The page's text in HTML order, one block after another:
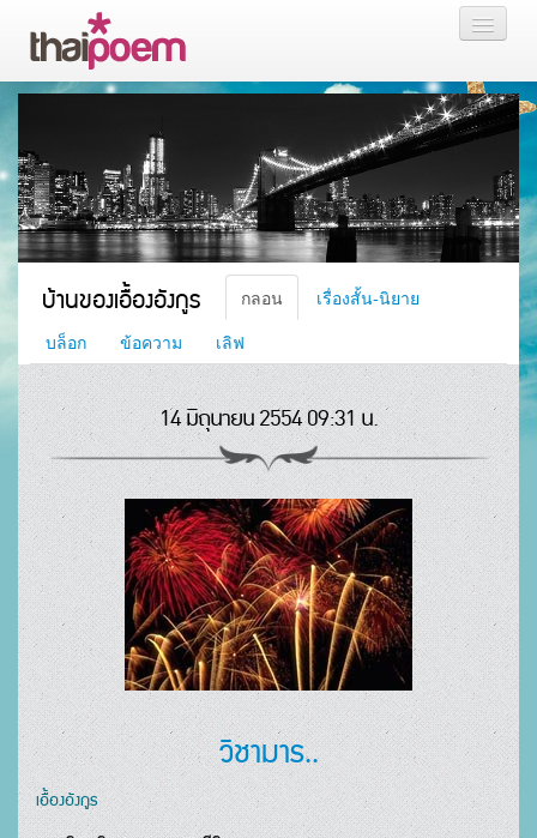
เรื่องสั้น นิยาย
บล็อก
สมาชิก
หน้าส่วนตัว
บ้านของเอื้องอังกูร กลอน
เรื่องสั้น-นิยาย
บล็อก
ข้อความ เลิฟ
14 มิถุนายน 2554 09:31 น.
วิชามาร..
เอื้องอังกูร